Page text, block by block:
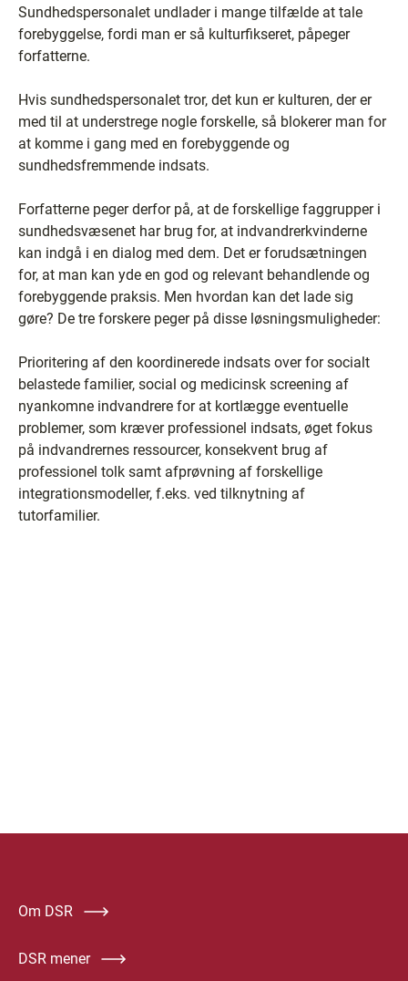
Sundhedspersonalet undlader i mange tilfælde at tale
forebyggelse, fordi man er så kulturfikseret, påpeger
forfatterne.
Hvis sundhedspersonalet tror, det kun er kulturen, der er
med til at understrege nogle forskelle, så blokerer man for
at komme i gang med en forebyggende og
sundhedsfremmende indsats.
Forfatterne peger derfor på, at de forskellige faggrupper i
sundhedsvæsenet har brug for, at indvandrerkvinderne
kan indgå i en dialog med dem. Det er forudsætningen
for, at man kan yde en god og relevant behandlende og
forebyggende praksis. Men hvordan kan det lade sig
gøre? De tre forskere peger på disse løsningsmuligheder:
Prioritering af den koordinerede indsats over for socialt
belastede familier, social og medicinsk screening af
nyankomne indvandrere for at kortlægge eventuelle
problemer, som kræver professionel indsats, øget fokus
på indvandrernes ressourcer, konsekvent brug af
professionel tolk samt afprøvning af forskellige
integrationsmodeller, f.eks. ved tilknytning af
tutorfamilier.
Om DSR
DSR mener